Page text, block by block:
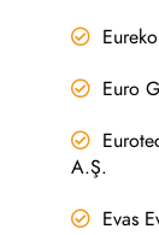
Euro
A.Ş.
Evas